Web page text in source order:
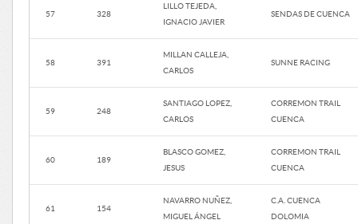
57 328
LILLO TEJEDA,
IGNACIO JAVIER
SENDAS DE CUENCA
58 391
MILLAN CALLEJA,
CARLOS
SUNNE RACING
59 248
SANTIAGO LOPEZ,
CARLOS
CORREMON TRAIL
CUENCA
60 189
BLASCO GOMEZ,
JESUS
CORREMON TRAIL
CUENCA
61 154
NAVARRO NUÑEZ,
MIGUEL ÁNGEL
C.A. CUENCA
DOLOMIA